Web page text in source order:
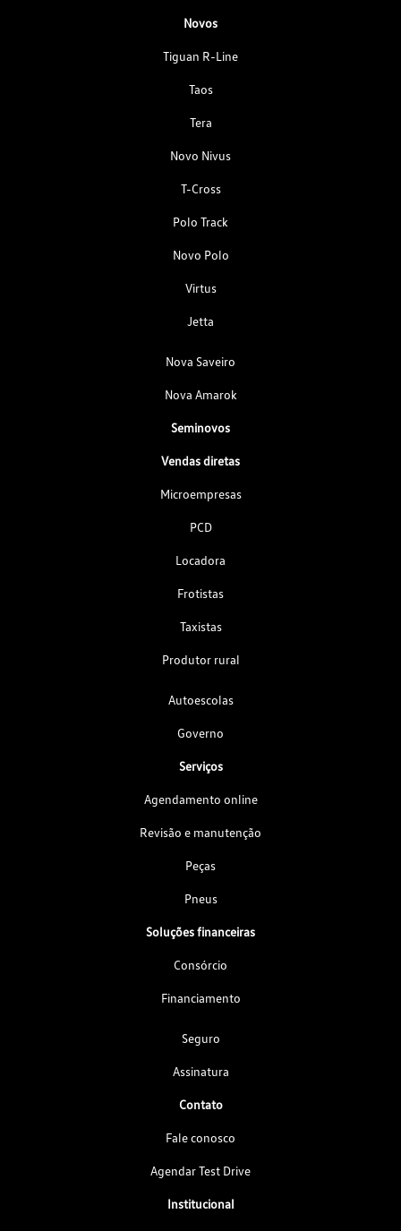
Novos
Tiguan R-Line
Taos
Tera
Novo Nivus
T-Cross
Polo Track
Novo Polo
Virtus
Jetta
Nova Saveiro
Nova Amarok
Seminovos
Vendas diretas
Microempresas
PCD
Locadora
Frotistas
Taxistas
Produtor rural
Autoescolas
Governo
Serviços
Agendamento online
Revisão e manutenção
Peças
Pneus
Soluções financeiras
Consórcio
Financiamento
Seguro
Assinatura
Contato
Fale conosco
Agendar Test Drive
Institucional